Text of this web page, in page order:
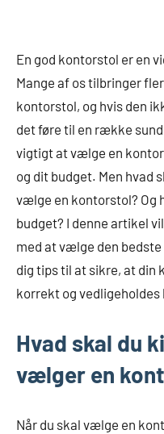
En god kontorstol er en
Mange af os tilbringer
kontorstol, og hvis den
det føre til en række
vigtigt at vælge en
og dit budget. Men hvad
vælge en kontorstol? Og
budget? I denne artikel
med at vælge den
dig tips til at sikre, at din
korrekt og
Hvad skal du
vælger en
Når du skal vælge en